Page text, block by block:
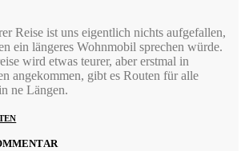
Reise ist uns eigentlich nichts aufgefallen,
ein längeres Wohnmobil sprechen würde.
wird etwas teurer, aber erstmal in
angekommen, gibt es Routen für alle
ne Längen.